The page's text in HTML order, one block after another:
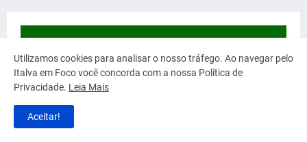
Utilizamos cookies para analisar o nosso tráfego. Ao navegar pelo
Italva em Foco você concorda com a nossa Política de
Privacidade. Leia Mais
Aceitar!